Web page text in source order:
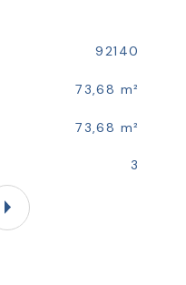
92140
73,68 m²
73,68 m²
3